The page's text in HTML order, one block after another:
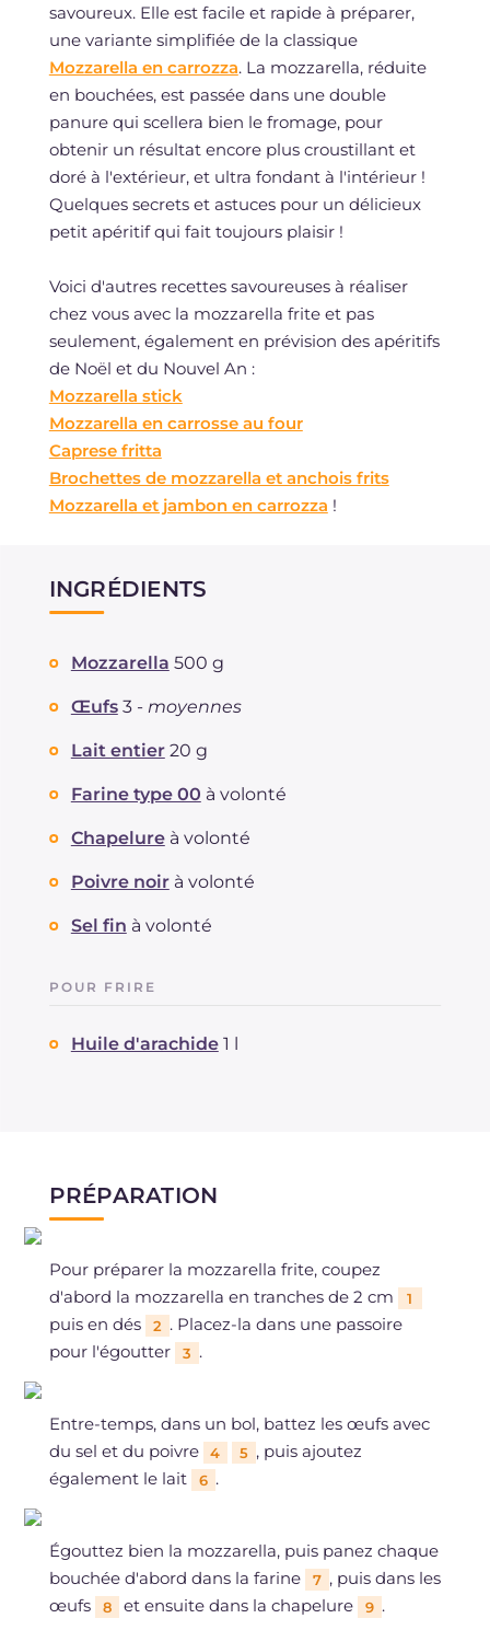
savoureux. Elle est facile et rapide à préparer,
une variante simplifiée de la classique
Mozzarella en carrozza. La mozzarella, réduite
en bouchées, est passée dans une double
panure qui scellera bien le fromage, pour
obtenir un résultat encore plus croustillant et
doré à l'extérieur, et ultra fondant à l'intérieur !
Quelques secrets et astuces pour un délicieux
petit apéritif qui fait toujours plaisir !
Voici d'autres recettes savoureuses à réaliser
chez vous avec la mozzarella frite et pas
seulement, également en prévision des apéritifs
de Noël et du Nouvel An :
Mozzarella stick
Mozzarella en carrosse au four
Caprese fritta
Brochettes de mozzarella et anchois frits
Mozzarella et jambon en carrozza !
INGRÉDIENTS
Mozzarella 500 g
Œufs 3 - moyennes
Lait entier 20 g
Farine type 00 à volonté
Chapelure à volonté
Poivre noir à volonté
Sel fin à volonté
POUR FRIRE
Huile d'arachide 1 l
PRÉPARATION
Pour préparer la mozzarella frite, coupez
d'abord la mozzarella en tranches de 2 cm
1
puis en dés 2 . Placez-la dans une passoire
pour l'égoutter
3 .
Entre-temps, dans un bol, battez les œufs avec
du sel et du poivre
4 5 , puis ajoutez
également le lait
6 .
Égouttez bien la mozzarella, puis panez chaque
bouchée d'abord dans la farine
7 , puis dans les
œufs
8 et ensuite dans la chapelure 9 .